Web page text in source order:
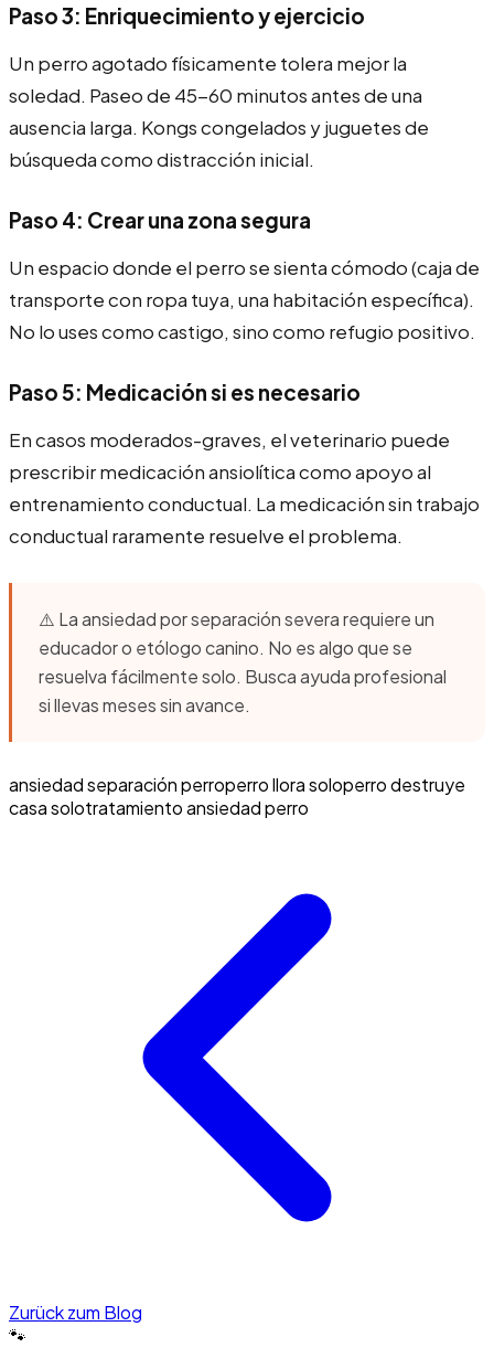
Paso 3: Enriquecimiento y ejercicio
Un perro agotado físicamente tolera mejor la
soledad. Paseo de 45-60 minutos antes de una
ausencia larga. Kongs congelados y juguetes de
búsqueda como distracción inicial.
Paso 4: Crear una zona segura
Un espacio donde el perro se sienta cómodo (caja de
transporte con ropa tuya, una habitación específica).
No lo uses como castigo, sino como refugio positivo.
Paso 5: Medicación si es necesario
En casos moderados-graves, el veterinario puede
prescribir medicación ansiolítica como apoyo al
entrenamiento conductual. La medicación sin trabajo
conductual raramente resuelve el problema.
⚠️ La ansiedad por separación severa requiere un
educador o etólogo canino. No es algo que se
resuelva fácilmente solo. Busca ayuda profesional
si llevas meses sin avance.
ansiedad separación perroperro llora soloperro destruye
casa solotratamiento ansiedad perro
Zurück zum Blog
🐾